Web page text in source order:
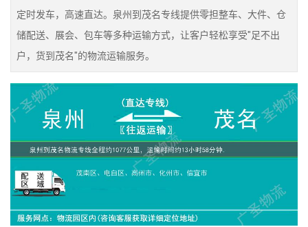
定时发车，高速直达。泉州到茂名专线提供零担整车、大件、仓
储配送、展会、包车等多种运输方式，让客户轻松享受"足不出
户，货到茂名"的物流运输服务。